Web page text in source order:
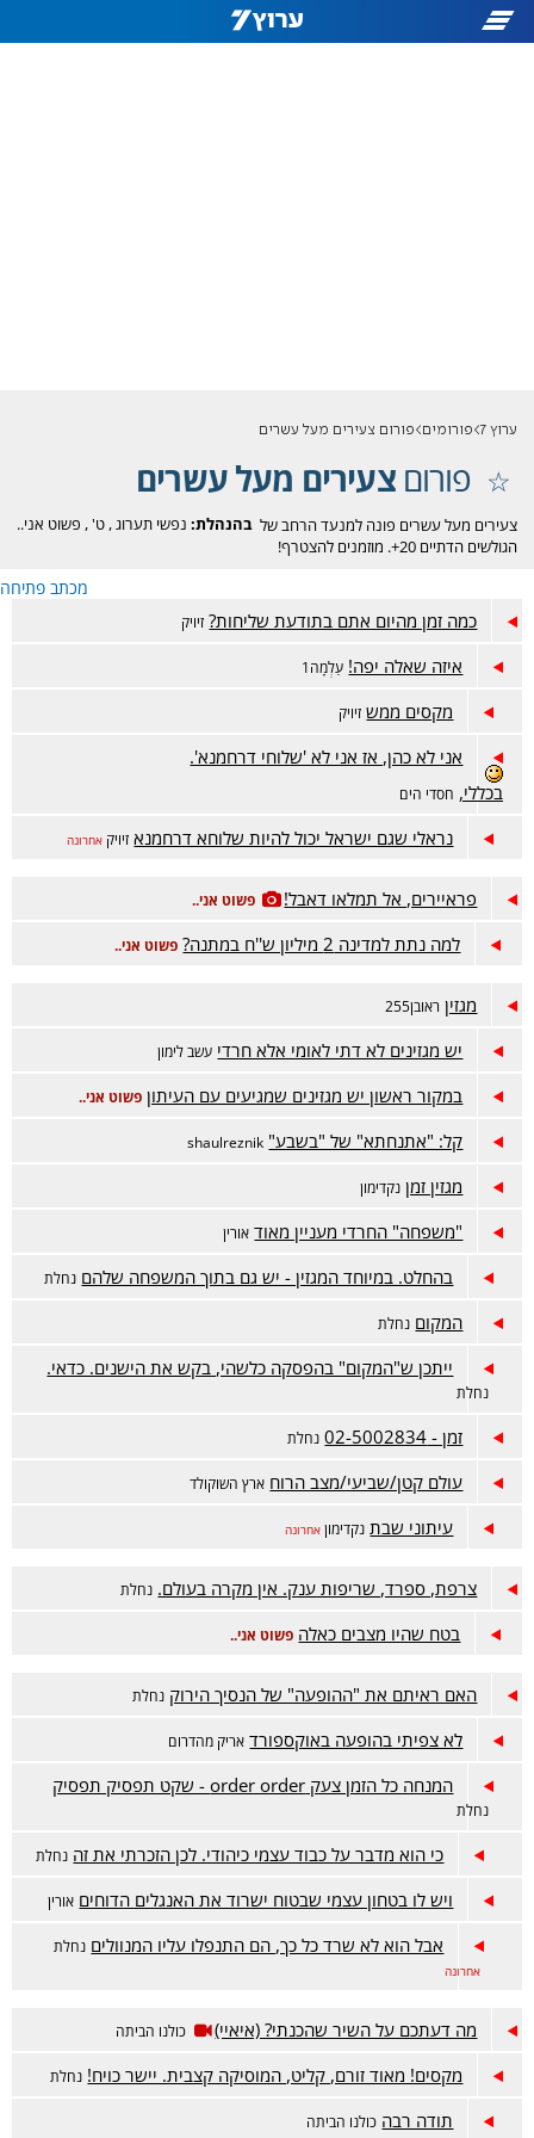
ערוץ 7 פורומים פורום צעירים מעל עשרים
פורוםצעירים מעל עשרים
בהנהלת: נפשי תערוג,ט', פשוט אני..
צעירים מעל עשרים פונה למנעד הרחב של
הגולשים הדתיים 20+. מוזמנים להצטרף!
מכתב פתיחה
כמה זמן מהיום אתם בתודעת שליחות? זיויק
איזה שאלה יפה! עַלְמָה1
מקסים ממש זיויק
אני לא כהן, אז אני לא 'שלוחי דרחמנא'.
בכללי, חסדי הים
נראלי שגם ישראל יכול להיות שלוחא דרחמנא זיויק אחרונה
פראיירים, אל תמלאו דאבל! פשוט אני..
למה נתת למדינה 2 מיליון ש''ח במתנה? פשוט אני..
מגזין ראובן255
יש מגזינים לא דתי לאומי אלא חרדי עשב לימון
במקור ראשון יש מגזינים שמגיעים עם העיתון פשוט אני..
קל: "אתנחתא" של "בשבע" shaulreznik
מגזין זמן נקדימון
"משפחה" החרדי מעניין מאוד אורין
בהחלט. במיוחד המגזין - יש גם בתוך המשפחה שלהם נחלת
המקום נחלת
ייתכן ש"המקום" בהפסקה כלשהי, בקש את הישנים. כדאי.
נחלת
זמן - 02-5002834 נחלת
עולם קטן/שביעי/מצב הרוח ארץ השוקולד
עיתוני שבת נקדימון אחרונה
צרפת, ספרד, שריפות ענק. אין מקרה בעולם. נחלת
בטח שהיו מצבים כאלה פשוט אני..
האם ראיתם את "ההופעה" של הנסיך הירוק נחלת
לא צפיתי בהופעה באוקספורד אריק מהדרום
המנחה כל הזמן צעק order order - שקט תפסיק תפסיק
נחלת
כי הוא מדבר על כבוד עצמי כיהודי. לכן הזכרתי את זה נחלת
ויש לו בטחון עצמי שבטוח ישרוד את האנגלים הדוחים אורין
אבל הוא לא שרד כל כך, הם התנפלו עליו המנוולים נחלת
אחרונה
מה דעתכם על השיר שהכנתי? (איאיי) כולנו הביתה
מקסים! מאוד זורם, קליט, המוסיקה קצבית. יישר כויח! נחלת
תודה רבה כולנו הביתה